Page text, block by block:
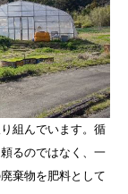
組んでいます。循
るのではなく、一
棄物を肥料として